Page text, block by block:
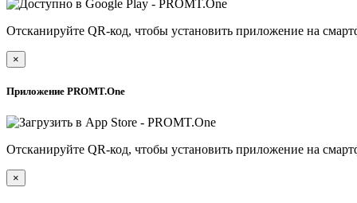
Отсканируйте QR-код, чтобы установить приложение на
×
Приложение PROMT.One
Отсканируйте QR-код, чтобы установить приложение на
×